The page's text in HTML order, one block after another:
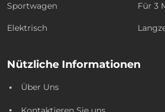
Sportwagen
Elektrisch
Für 3
Nützliche Informationen
Über Uns